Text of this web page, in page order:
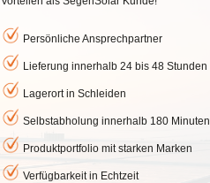
Persönliche Ansprechpartner
Lieferung innerhalb 24 bis 48 Stunden
Lagerort in Schleiden
Selbstabholung innerhalb 180 Minuten
Produktportfolio mit starken Marken
Verfügbarkeit in Echtzeit